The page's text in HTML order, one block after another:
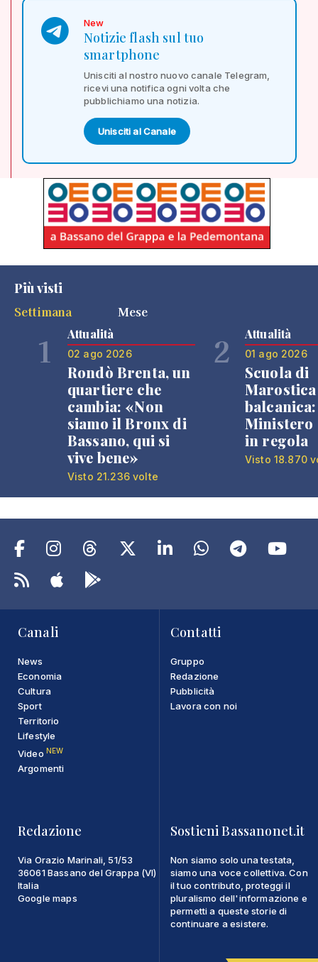
New
Notizie flash sul tuo
smartphone
Unisciti al nostro nuovo canale Telegram,
ricevi una notifica ogni volta che
pubblichiamo una notizia.
Unisciti al Canale
Più visti
Settimana
Mese
1 Attualità
02 ago 2026
Rondò Brenta, un
quartiere che
cambia: «Non
siamo il Bronx di
Bassano, qui si
vive bene»
Visto 21.236 volte
2 Attualità
01 ago 2026
Scuola di
Ministero
in regola
Visto 18.870
Canali
News
Economia
Cultura
Sport
Territorio
Lifestyle
Video NEW
Argomenti
Contatti
Gruppo
Redazione
Pubblicità
Lavora con noi
Redazione
Via Orazio Marinali, 51/53
36061 Bassano del Grappa (VI)
Italia
Google maps
Sostieni Bassanonet.it
Non siamo solo una testata,
siamo una voce collettiva. Con
il tuo contributo, proteggi il
pluralismo dell'informazione e
permetti a queste storie di
continuare a esistere.